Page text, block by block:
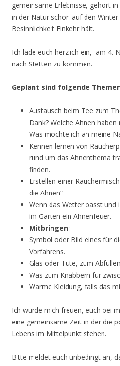
gemeinsame Erlebnisse, gehört
in der Natur schon auf den
Besinnlichkeit Einkehr hält.
Ich lade euch herzlich ein, am 4.
nach Stetten zu kommen.
Geplant sind folgende
Austausch beim Tee zum
Dank? Welche Ahnen
Was möchte ich an meine
Kennen lernen von
rund um das Ahnenthema
finden.
Erstellen einer
die Ahnen“
Wenn das Wetter passt
im Garten ein Ahnenfeuer.
Mitbringen:
Symbol oder Bild eines für
Vorfahrens.
Glas oder Tüte, zum
Was zum Knabbern für
Warme Kleidung, falls das
Ich würde mich freuen, euch bei
eine gemeinsame Zeit in der die
Lebens im Mittelpunkt stehen.
Bitte meldet euch unbedingt an,